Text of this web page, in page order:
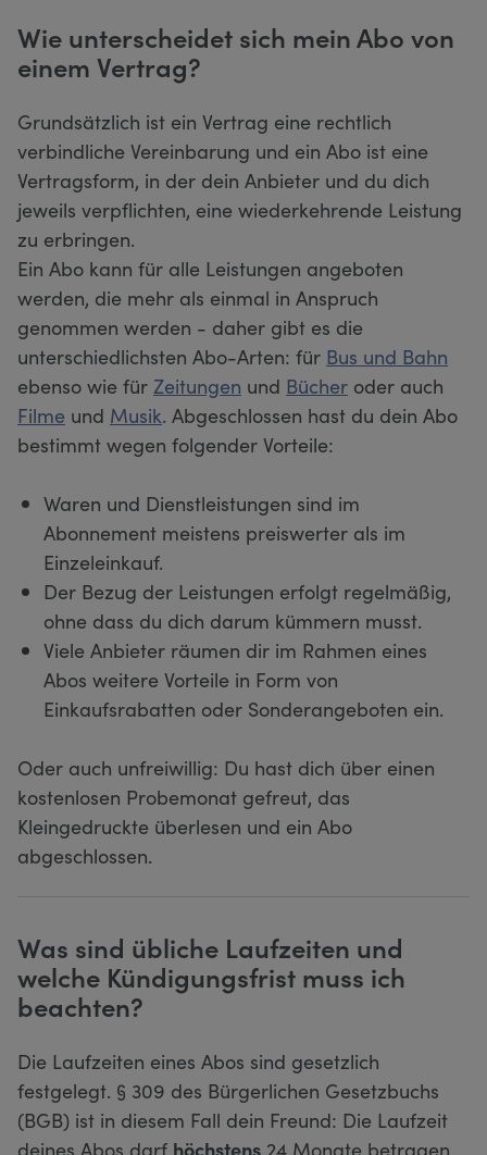
Wie unterscheidet sich mein Abo von
einem Vertrag?
Grundsätzlich ist ein Vertrag eine rechtlich
verbindliche Vereinbarung und ein Abo ist eine
Vertragsform, in der dein Anbieter und du dich
jeweils verpflichten, eine wiederkehrende Leistung
zu erbringen.
Ein Abo kann für alle Leistungen angeboten
werden, die mehr als einmal in Anspruch
genommen werden - daher gibt es die
unterschiedlichsten Abo-Arten: für Bus und Bahn
ebenso wie für Zeitungen und Bücher oder auch
Filme und Musik. Abgeschlossen hast du dein Abo
bestimmt wegen folgender Vorteile:
Waren und Dienstleistungen sind im
Abonnement meistens preiswerter als im
Einzeleinkauf.
Der Bezug der Leistungen erfolgt regelmäßig,
ohne dass du dich darum kümmern musst.
Viele Anbieter räumen dir im Rahmen eines
Abos weitere Vorteile in Form von
Einkaufsrabatten oder Sonderangeboten ein.
Oder auch unfreiwillig: Du hast dich über einen
kostenlosen Probemonat gefreut, das
Kleingedruckte überlesen und ein Abo
abgeschlossen.
Was sind übliche Laufzeiten und
welche Kündigungsfrist muss ich
beachten?
Die Laufzeiten eines Abos sind gesetzlich
festgelegt. § 309 des Bürgerlichen Gesetzbuchs
(BGB) ist in diesem Fall dein Freund: Die Laufzeit
deines Abos darf höchstens 24 Monate betragen